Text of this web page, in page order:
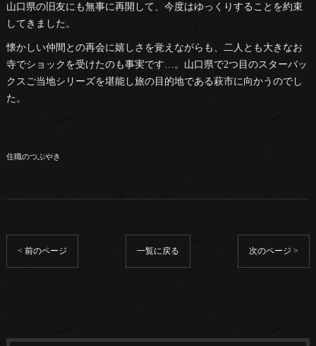
山口県の旧友にも無事に再開して、今度はゆっくりすることを約束
してきました。
懐かしい仲間との再会に嬉しさを覚えながらも、二人とも大きなお
寺でショックを受けたのも事実です…。山口県で2つ目のスターバッ
クスご当地シリーズを堪能し旅の目的地である萩市に向かうのでし
た。
住職のつぶやき
< 前のページ 一覧に戻る 次のページ >